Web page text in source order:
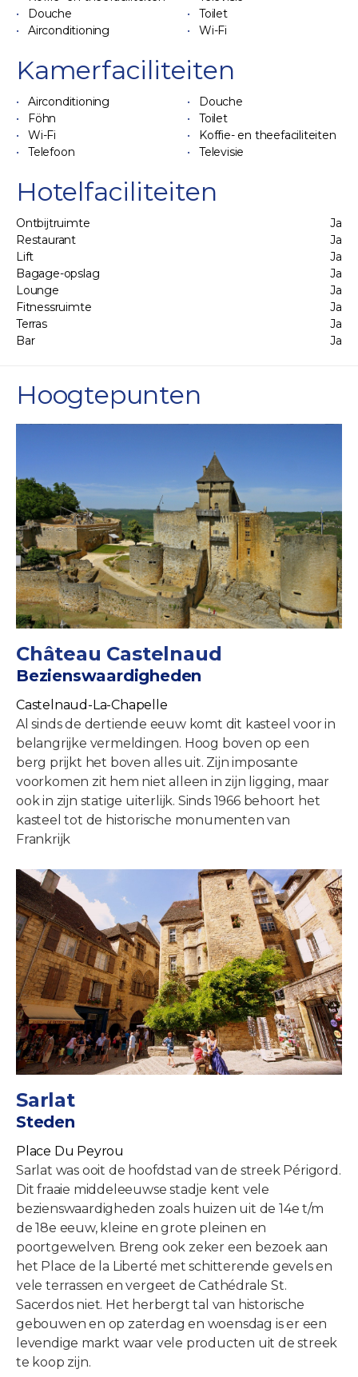
Douche
Toilet
Airconditioning
Wi-Fi
Kamerfaciliteiten
Airconditioning
Douche
Föhn
Toilet
Wi-Fi
Koffie- en theefaciliteiten
Telefoon
Televisie
Hotelfaciliteiten
Ontbijtruimte
Ja
Restaurant
Ja
Lift
Ja
Bagage-opslag
Ja
Lounge
Ja
Fitnessruimte
Ja
Terras
Ja
Bar
Ja
Hoogtepunten
Château Castelnaud
Bezienswaardigheden
Castelnaud-La-Chapelle
Al sinds de dertiende eeuw komt dit kasteel voor in
belangrijke vermeldingen. Hoog boven op een
berg prijkt het boven alles uit. Zijn imposante
voorkomen zit hem niet alleen in zijn ligging, maar
ook in zijn statige uiterlijk. Sinds 1966 behoort het
kasteel tot de historische monumenten van
Frankrijk
Sarlat
Steden
Place Du Peyrou
Sarlat was ooit de hoofdstad van de streek Périgord.
Dit fraaie middeleeuwse stadje kent vele
bezienswaardigheden zoals huizen uit de 14e t/m
de 18e eeuw, kleine en grote pleinen en
poortgewelven. Breng ook zeker een bezoek aan
het Place de la Liberté met schitterende gevels en
vele terrassen en vergeet de Cathédrale St.
Sacerdos niet. Het herbergt tal van historische
gebouwen en op zaterdag en woensdag is er een
levendige markt waar vele producten uit de streek
te koop zijn.